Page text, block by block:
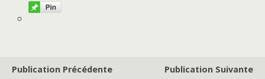
Publication Précédente
Publication Suivante